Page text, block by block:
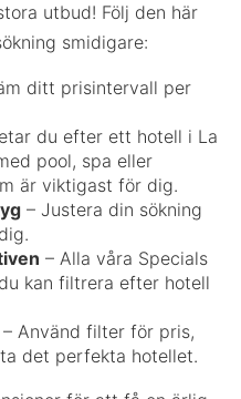
utbud! Följ den här
smidigare:
ditt prisintervall per
du efter ett hotell i La
pool, spa eller
är viktigast för dig.
– Justera din sökning
– Alla våra Specials
kan filtrera efter hotell
– Använd filter för pris,
det perfekta hotellet.